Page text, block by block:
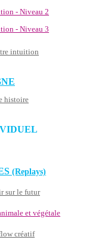
- Niveau 2
- Niveau 3
intuition
histoire
(Replays)
sur le futur
et végétale
créatif